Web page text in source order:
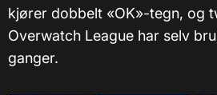
kjører dobbelt «OK»-tegn, og
Overwatch League har selv
ganger.